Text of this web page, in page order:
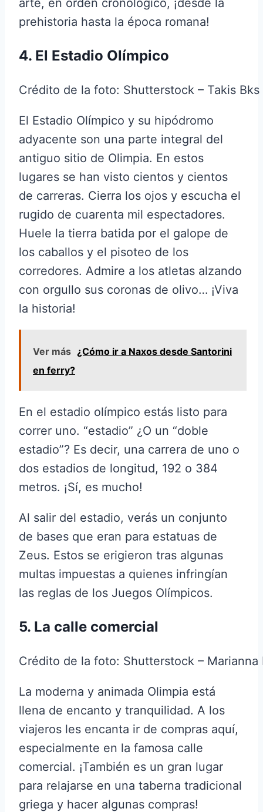
prehistoria hasta la época romana!
4. El Estadio Olímpico
Crédito de la foto: Shutterstock – Takis Bks
El Estadio Olímpico y su hipódromo
adyacente son una parte integral del
antiguo sitio de Olimpia. En estos
lugares se han visto cientos y cientos
de carreras. Cierra los ojos y escucha el
rugido de cuarenta mil espectadores.
Huele la tierra batida por el galope de
los caballos y el pisoteo de los
corredores. Admire a los atletas alzando
con orgullo sus coronas de olivo… ¡Viva
la historia!
Ver más ¿Cómo ir a Naxos desde Santorini
en ferry?
En el estadio olímpico estás listo para
correr uno. “estadio” ¿O un “doble
estadio”? Es decir, una carrera de uno o
dos estadios de longitud, 192 o 384
metros. ¡Sí, es mucho!
Al salir del estadio, verás un conjunto
de bases que eran para estatuas de
Zeus. Estos se erigieron tras algunas
multas impuestas a quienes infringían
las reglas de los Juegos Olímpicos.
5. La calle comercial
Crédito de la foto: Shutterstock – Marianna
La moderna y animada Olimpia está
llena de encanto y tranquilidad. A los
viajeros les encanta ir de compras aquí,
especialmente en la famosa calle
comercial. ¡También es un gran lugar
para relajarse en una taberna tradicional
griega y hacer algunas compras!